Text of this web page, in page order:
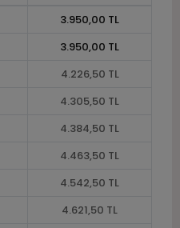
3.950,00 TL
3.950,00 TL
4.226,50 TL
4.305,50 TL
4.384,50 TL
4.463,50 TL
4.542,50 TL
4.621,50 TL